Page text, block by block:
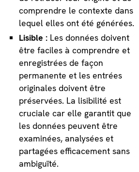
comprendre le contexte dans
lequel elles ont été générées.
Lisible : Les données doivent
être faciles à comprendre et
enregistrées de façon
permanente et les entrées
originales doivent être
préservées. La lisibilité est
cruciale car elle garantit que
les données peuvent être
examinées, analysées et
partagées efficacement sans
ambiguïté.